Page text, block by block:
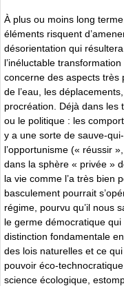
À plus ou moins long
éléments risquent
désorientation qui
l’inéluctable
concerne des aspects très
de l’eau, les
procréation. Déjà dans les
ou le politique : les
y a une sorte de sauve-
l’opportunisme (« réussir
dans la sphère « privée »
la vie comme l’a très bien
basculement pourrait
régime, pourvu qu’il nous
le germe démocratique
distinction fondamentale
des lois naturelles et ce
pouvoir éco-
science écologique,